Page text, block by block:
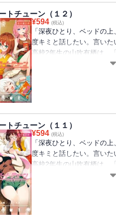
褒美デートに誘う。山吹
「寧々ちゃん抜きで２人
然そこに寧々が通りかか
を順調に伸ばすイコのも
誘いが！ しかし、配信当
トチューン（１２）
¥594 (税込)
「深夜ひとり、ベッドの
度キミと話したい。言いた
高校2年生の山吹有栖は、
らないラジオ配信者の少
心配した山吹、六花、しの
ルから大脱出！ 暗い過去
は――？ 修学旅行から戻り
のデビュー曲を作ること
をくらい、負けず嫌いの六
トチューン（１１）
¥594 (税込)
「深夜ひとり、ベッドの
度キミと話したい。言いた
高校2年生の山吹有栖は、
らないラジオ配信者の少